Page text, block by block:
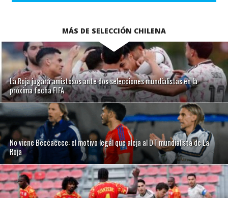
MÁS DE SELECCIÓN CHILENA
La Roja jugará amistosos ante dos selecciones mundialistas en la
próxima fecha FIFA
No viene Beccacece: el motivo legal que aleja al DT mundialista de La
Roja